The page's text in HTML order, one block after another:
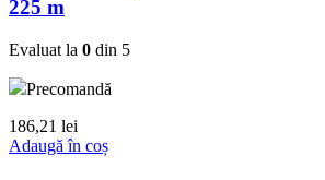
225 m
Evaluat la 0 din 5
Precomandă
186,21 lei
Adaugă în coș